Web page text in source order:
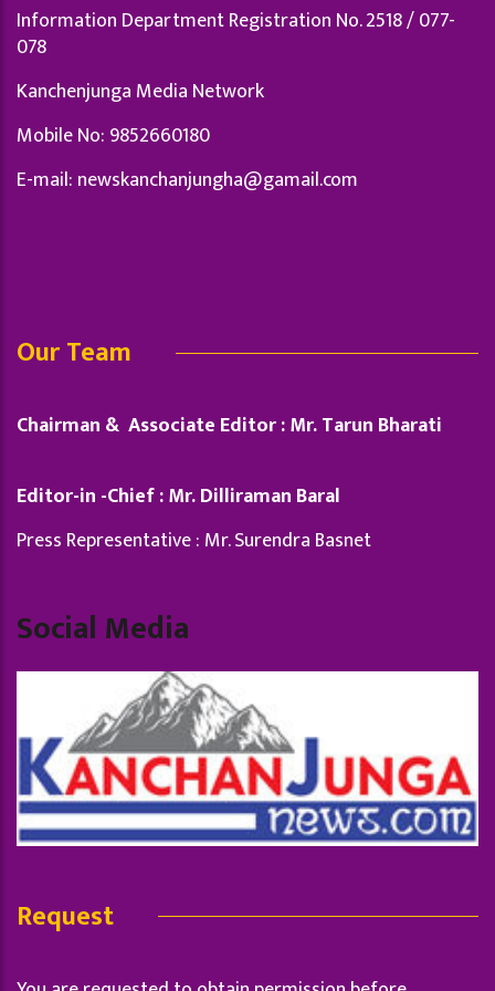
Information Department Registration No. 2518 / 077-
078
Kanchenjunga Media Network
Mobile No: 9852660180
E-mail: newskanchanjungha@gamail.com
Our Team
Chairman & Associate Editor : Mr. Tarun Bharati
Editor-in -Chief : Mr. Dilliraman Baral
Press Representative : Mr. Surendra Basnet
Social Media
Request